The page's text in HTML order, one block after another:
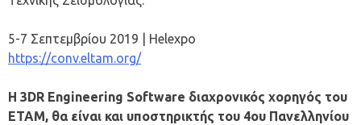
5-7 Σεπτεμβρίου 2019 | Helexpo
https://conv.eltam.org/
Η 3DR Engineering Software διαχρονικός χορηγός του
ΕΤΑΜ, θα είναι και υποστηρικτής του 4ου Πανελληνίου